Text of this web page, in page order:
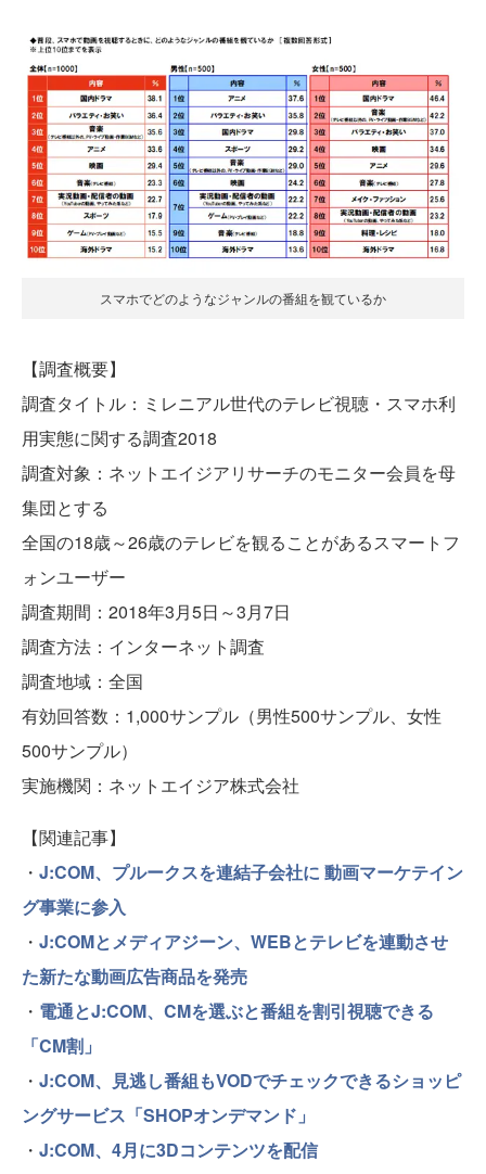
スマホでどのようなジャンルの番組を観ているか
【調査概要】
調査タイトル：ミレニアル世代のテレビ視聴・スマホ利
用実態に関する調査2018
調査対象：ネットエイジアリサーチのモニター会員を母
集団とする
全国の18歳～26歳のテレビを観ることがあるスマートフ
ォンユーザー
調査期間：2018年3月5日～3月7日
調査方法：インターネット調査
調査地域：全国
有効回答数：1,000サンプル（男性500サンプル、女性
500サンプル）
実施機関：ネットエイジア株式会社
【関連記事】
・ J:COM、プルークスを連結子会社に 動画マーケテイン
グ事業に参入
・ J:COMとメディアジーン、WEBとテレビを連動させ
た新たな動画広告商品を発売
・ 電通とJ:COM、CMを選ぶと番組を割引視聴できる
「CM割」
・ J:COM、見逃し番組もVODでチェックできるショッピ
ングサービス「SHOPオンデマンド」
・ J:COM、4月に3Dコンテンツを配信